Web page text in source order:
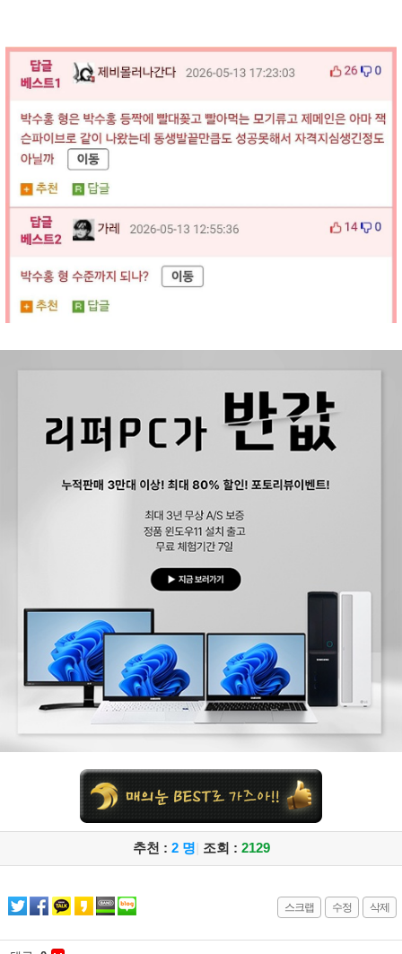
추천 : 2 명 조회 : 2129
스크랩 수정 삭제